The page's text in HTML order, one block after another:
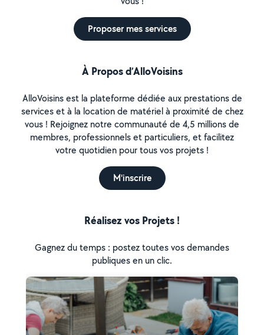
Proposer mes services
À Propos d’AlloVoisins
AlloVoisins est la plateforme dédiée aux prestations de
services et à la location de matériel à proximité de chez
vous ! Rejoignez notre communauté de 4,5 millions de
membres, professionnels et particuliers, et facilitez
votre quotidien pour tous vos projets !
M'inscrire
Réalisez vos Projets !
Gagnez du temps : postez toutes vos demandes
publiques en un clic.